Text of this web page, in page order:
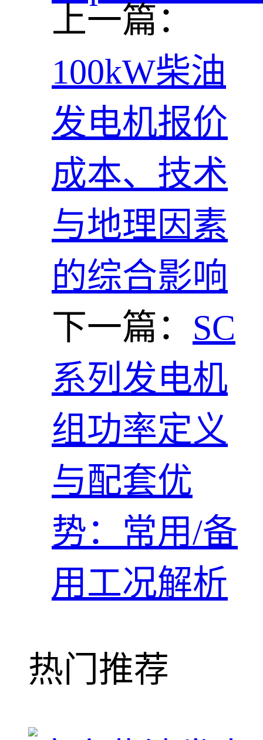
上一篇：
100kW柴油
发电机报价
成本、技术
与地理因素
的综合影响
下一篇： SC
系列发电机
组功率定义
与配套优
势：常用/备
用工况解析
热门推荐